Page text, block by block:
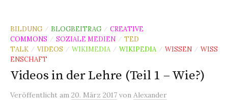
BILDUNG / BLOGBEITRAG / CREATIVE
COMMONS
/ SOZIALE MEDIEN / TED
TALK / VIDEOS / WIKIMEDIA / WIKIPEDIA / WISSEN / WISS
ENSCHAFT
Videos in der Lehre (Teil 1 – Wie?)
Veröffentlicht am 20. März 2017 von Alexander